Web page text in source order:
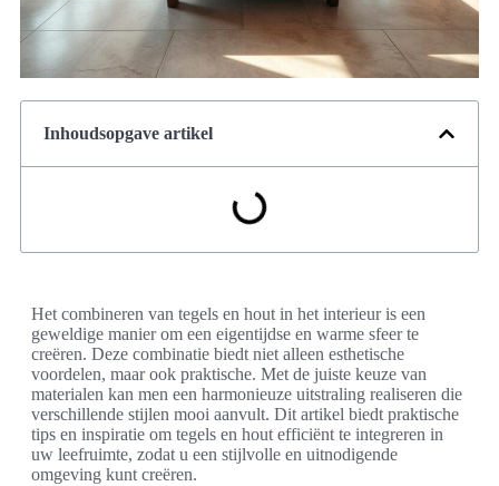
Inhoudsopgave artikel
Het combineren van tegels en hout in het interieur is een
geweldige manier om een eigentijdse en warme sfeer te
creëren. Deze combinatie biedt niet alleen esthetische
voordelen, maar ook praktische. Met de juiste keuze van
materialen kan men een harmonieuze uitstraling realiseren die
verschillende stijlen mooi aanvult. Dit artikel biedt praktische
tips en inspiratie om tegels en hout efficiënt te integreren in
uw leefruimte, zodat u een stijlvolle en uitnodigende
omgeving kunt creëren.